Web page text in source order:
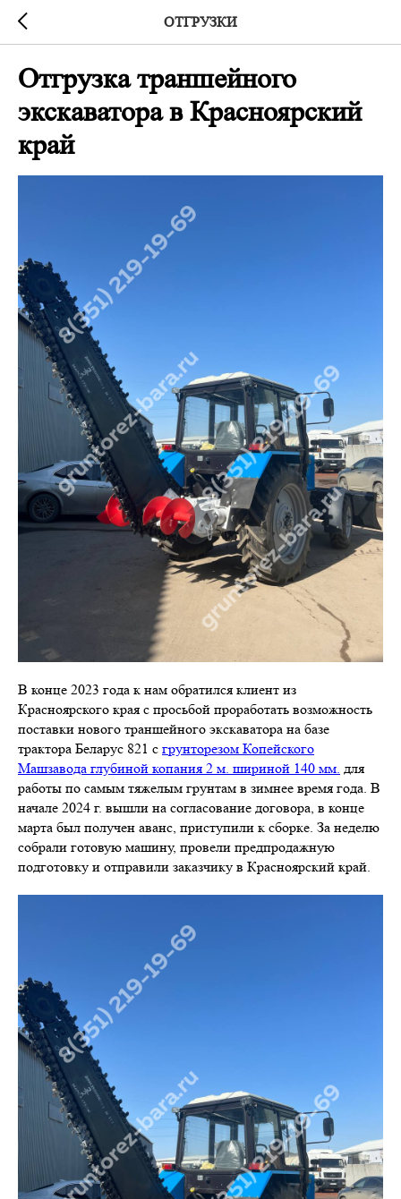
ОТГРУЗКИ
Отгрузка траншейного
экскаватора в Красноярский
край
В конце 2023 года к нам обратился клиент из
Красноярского края с просьбой проработать возможность
поставки нового траншейного экскаватора на базе
трактора Беларус 821 с грунторезом Копейского
Машзавода глубиной копания 2 м. шириной 140 мм. для
работы по самым тяжелым грунтам в зимнее время года. В
начале 2024 г. вышли на согласование договора, в конце
марта был получен аванс, приступили к сборке. За неделю
собрали готовую машину, провели предпродажную
подготовку и отправили заказчику в Красноярский край.